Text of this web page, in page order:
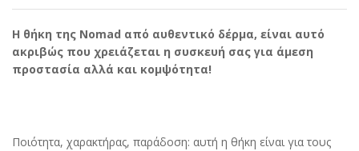
Η θήκη της Nomad από αυθεντικό δέρμα, είναι αυτό
ακριβώς που χρειάζεται η συσκευή σας για άμεση
προστασία αλλά και κομψότητα!
Ποιότητα, χαρακτήρας, παράδοση: αυτή η θήκη είναι για τους